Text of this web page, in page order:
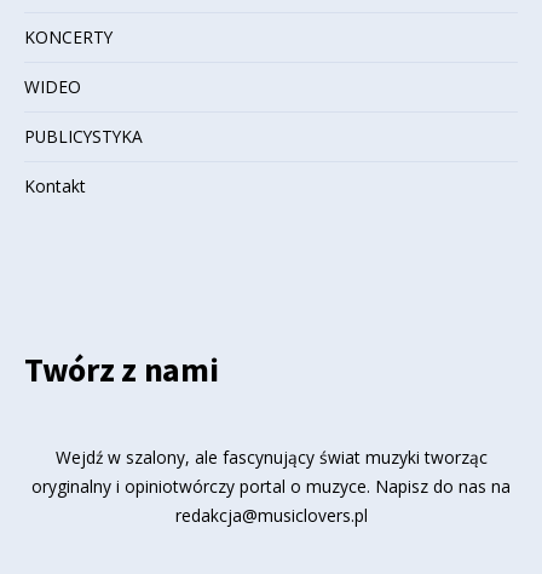
KONCERTY
WIDEO
PUBLICYSTYKA
Kontakt
Twórz z nami
Wejdź w szalony, ale fascynujący świat muzyki tworząc
oryginalny i opiniotwórczy portal o muzyce. Napisz do nas na
redakcja@musiclovers.pl